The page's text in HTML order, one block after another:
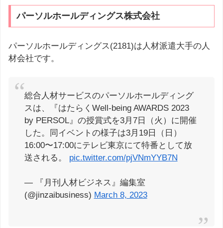
パーソルホールディングス株式会社
パーソルホールディングス(2181)は人材派遣大手の人
材会社です。
総合人材サービスのパーソルホールディング
スは、『はたらくWell-being AWARDS 2023
by PERSOL』の授賞式を3月7日（火）に開催
した。同イベントの様子は3月19日（日）
16:00〜17:00にテレビ東京にて特番として放
送される。 pic.twitter.com/pjVNmYYB7N
— 『月刊人材ビジネス』編集室
(@jinzaibusiness) March 8, 2023